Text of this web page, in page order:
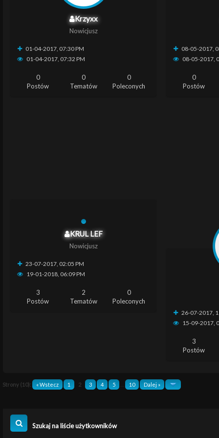
Krzyxx
Nowicjusz
01-04-2017, 07:30 PM
01-04-2017, 07:32 PM
0
Postów
0
Tematów
0
Poleconych
08-05-2017,
08-05-2017,
0
Postów
KRUL LEF
Nowicjusz
23-07-2017, 02:05 PM
19-01-2018, 06:09 PM
3
Postów
2
Tematów
0
Poleconych
26-07-2017,
15-09-2017,
3
Postów
Strony (10): « Wstecz 1 2 3 4 5 10 Dalej »
Szukaj na liście użytkowników